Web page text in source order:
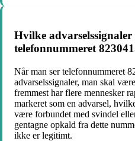
Hvilke
telefonnummeret
Når man ser telefonnummeret
advarselssignaler, man skal
fremmest har flere mennesker
markeret som en advarsel,
være forbundet med svindel
gentagne opkald fra dette
ikke er legitimt.